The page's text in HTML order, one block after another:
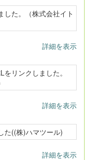
した。（株式会社イト
詳細を表示
リンクしました。
詳細を表示
た((株)ハマツール)
詳細を表示